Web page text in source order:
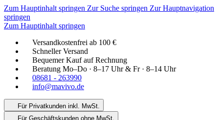
Zum Hauptinhalt springen Zur Suche springen Zur Hauptnavigation
springen
Zum Hauptinhalt springen
Versandkostenfrei ab 100 €
Schneller Versand
Bequemer Kauf auf Rechnung
Beratung Mo–Do · 8–17 Uhr & Fr · 8–14 Uhr
08681 - 263990
info@mavivo.de
Für Privatkunden inkl. MwSt.
Für Geschäftskunden ohne MwSt.